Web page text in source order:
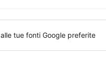
alle tue fonti Google preferite